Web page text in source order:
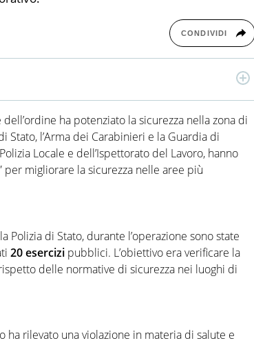
CONDIVIDI
sotto il suo microscopio. Virgilio Notizie è alimentato
35 e nativi digitali. Missione: con un linguaggio
comprensibili e interessanti i fatti del giorno.
ha potenziato la sicurezza nella zona di
Stato, l’Arma dei Carabinieri e la Guardia di
Locale e dell’Ispettorato del Lavoro, hanno
per migliorare la sicurezza nelle aree più
Polizia di Stato, durante l’operazione sono state
20 esercizi pubblici. L’obiettivo era verificare la
delle normative di sicurezza nei luoghi di
ha rilevato una violazione in materia di salute e